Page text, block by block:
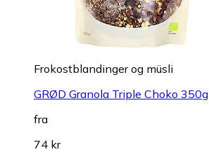
Frokostblandinger og müsli
GRØD Granola Triple Choko 350g
fra
74 kr